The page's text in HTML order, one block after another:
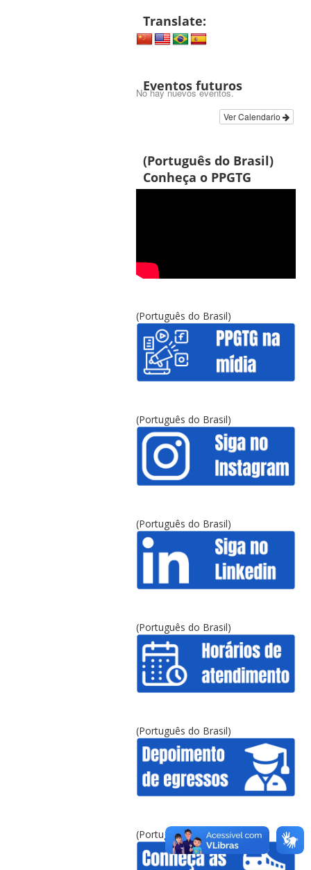
Translate:
Eventos futuros
No hay nuevos eventos.
Ver Calendario
(Português do Brasil)
Conheça o PPGTG
(Português do Brasil)
(Português do Brasil)
(Português do Brasil)
(Português do Brasil)
(Português do Brasil)
(Português do Brasil)